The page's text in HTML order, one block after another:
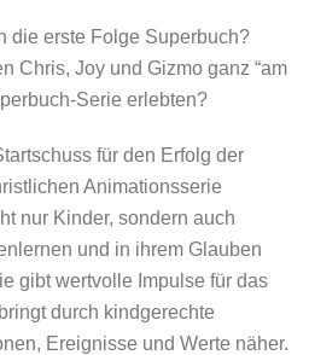
die erste Folge Superbuch?
Chris, Joy und Gizmo ganz “am
Serie erlebten?
für den Erfolg der
Animationsserie
nur Kinder, sondern auch
und in ihrem Glauben
gibt wertvolle Impulse für das
durch kindgerechte
Ereignisse und Werte näher.